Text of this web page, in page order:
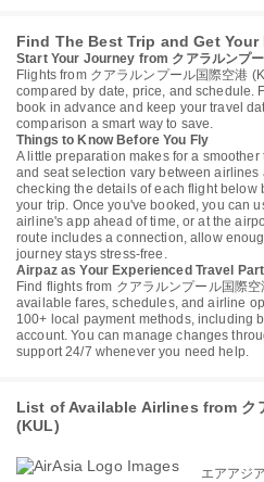
Find The Best Trip and Get
Start Your Journey from クアラルンプ
Flights from クアラルンプール国際空港
compared by date, price, and schedule.
book in advance and keep your travel
comparison a smart way to save.
Things to Know Before You Fly
A little preparation makes for a
and seat selection vary between airlines
checking the details of each flight below
your trip. Once you've booked, you can
airline's app ahead of time, or at the
route includes a connection, allow
journey stays stress-free.
Airpaz as Your Experienced Travel
Find flights from クアラルンプール国際
available fares, schedules, and airline
100+ local payment methods, including
account. You can manage changes
support 24/7 whenever you need help.
List of Available Airlines from ク
(KUL)
エアアジア